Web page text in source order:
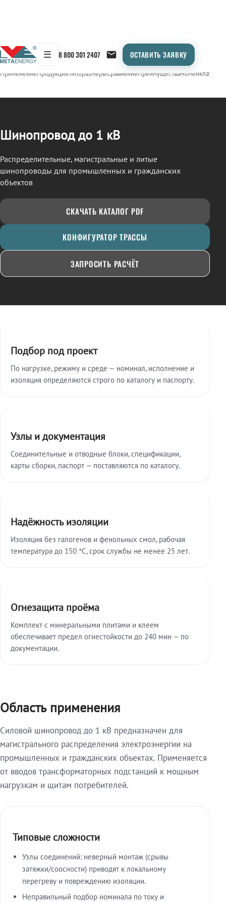
☰ 8 800 301 2407 ОСТАВИТЬ ЗАЯВКУ
← Продукция/ШИНОПРОВОД
ПрименениеПродукцияТипоразмерыСравнениеПреимуществаНоменклатура
Шинопровод до 1 кВ
Распределительные, магистральные и литые
шинопроводы для промышленных и гражданских
объектов
СКАЧАТЬ КАТАЛОГ PDF
КОНФИГУРАТОР ТРАССЫ
ЗАПРОСИТЬ РАСЧЁТ
Подбор под проект
По нагрузке, режиму и среде — номинал, исполнение и
изоляция определяются строго по каталогу и паспорту.
Узлы и документация
Соединительные и отводные блоки, спецификации,
карты сборки, паспорт — поставляются по каталогу.
Надёжность изоляции
Изоляция без галогенов и фенольных смол, рабочая
температура до 150 °C, срок службы не менее 25 лет.
Огнезащита проёма
Комплект с минеральными плитами и клеем
обеспечивает предел огнестойкости до 240 мин — по
документации.
Область применения
Силовой шинопровод до 1 кВ предназначен для
магистрального распределения электроэнергии на
промышленных и гражданских объектах. Применяется
от вводов трансформаторных подстанций к мощным
нагрузкам и щитам потребителей.
Типовые сложности
Узлы соединений: неверный монтаж (срывы
затяжки/соосности) приводят к локальному
перегреву и повреждению изоляции.
Неправильный подбор номинала по току и